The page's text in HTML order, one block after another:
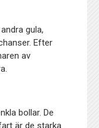
gula,
Efter
av
bollar. De
är de starka